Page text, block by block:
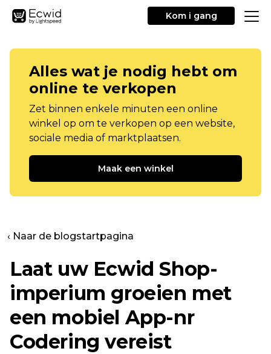
Kom i gang
Alles wat je nodig hebt om
online te verkopen
Zet binnen enkele minuten een online
winkel op om te verkopen op een website,
sociale media of marktplaatsen.
Maak een winkel
‹ Naar de blogstartpagina
Laat uw Ecwid Shop-
imperium groeien met
een mobiel App-nr
Codering vereist